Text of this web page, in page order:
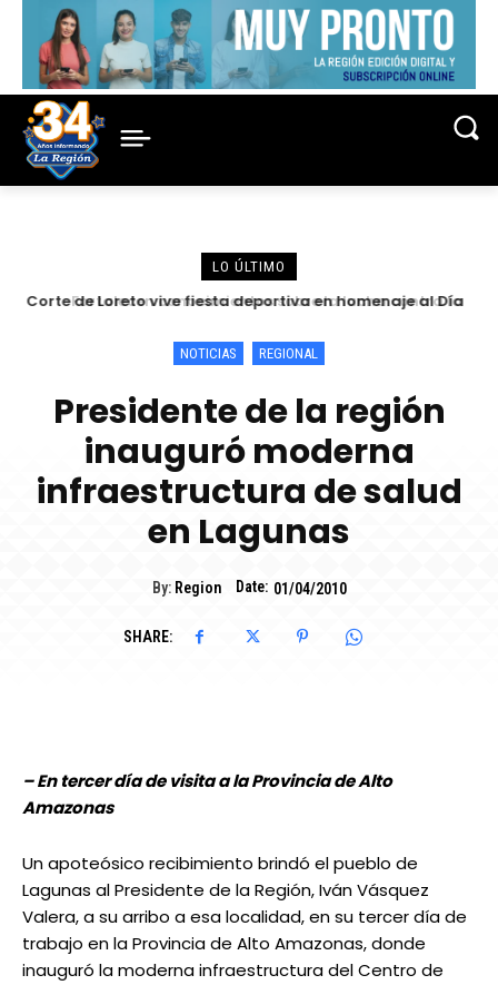
LO ÚLTIMO
Corte de Loreto vive fiesta deportiva en homenaje al Día
Fortalecen conocimientos sobre la lucha contra la
Corte de Loreto
NOTICIAS REGIONAL
Presidente de la región
inauguró moderna
infraestructura de salud
en Lagunas
By: Region Date: 01/04/2010
SHARE:
– En tercer día de visita a la Provincia de Alto
Amazonas
Un apoteósico recibimiento brindó el pueblo de
Lagunas al Presidente de la Región, Iván Vásquez
Valera, a su arribo a esa localidad, en su tercer día de
trabajo en la Provincia de Alto Amazonas, donde
inauguró la moderna infraestructura del Centro de